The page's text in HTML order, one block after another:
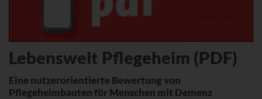
Lebenswelt Pflegeheim (PDF)
Eine nutzerorientierte Bewertung von
Pflegeheimbauten für Menschen mit Demenz